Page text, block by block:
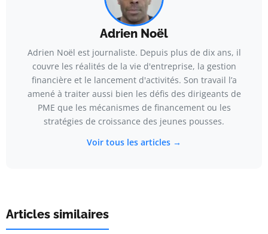
Adrien Noël
Adrien Noël est journaliste. Depuis plus de dix ans, il
couvre les réalités de la vie d'entreprise, la gestion
financière et le lancement d'activités. Son travail l’a
amené à traiter aussi bien les défis des dirigeants de
PME que les mécanismes de financement ou les
stratégies de croissance des jeunes pousses.
Voir tous les articles →
Articles similaires